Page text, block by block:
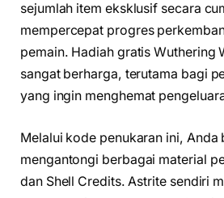
sejumlah item eksklusif secara
mempercepat progres
pemain. Hadiah gratis Wuthering
sangat berharga, terutama bagi
yang ingin menghemat
Melalui kode penukaran ini, Anda
mengantongi berbagai material
dan Shell Credits. Astrite sendiri